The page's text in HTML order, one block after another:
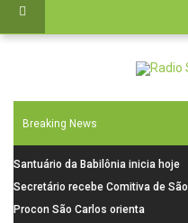
Breaking News
Santuário da Babilônia inicia hoje
(06), uma programação especial
para os seus 160 anos de história.
Secretário recebe Comitiva de São
Carlos para debater investimentos
Procon São Carlos orienta